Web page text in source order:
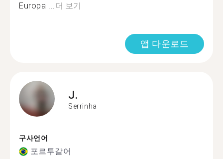
Europa ... 더 보기
앱 다운로드
J.
Serrinha
구사언어
포르투갈어